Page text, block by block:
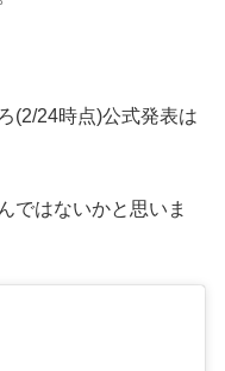
(2/24時点)公式発表は
ではないかと思いま